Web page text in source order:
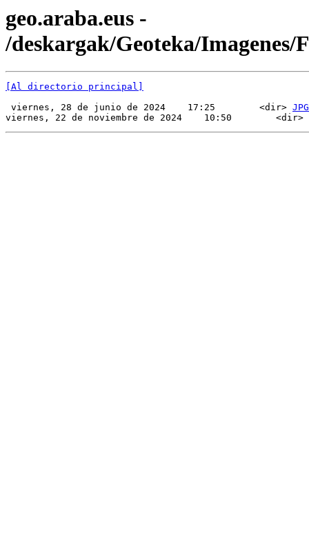
geo.araba.eus -
/deskargak/Geoteka/Imagenes/
[Al directorio principal]
viernes, 28 de junio de 2024    17:25        <dir> JPG
viernes, 22 de noviembre de 2024    10:50        <dir>